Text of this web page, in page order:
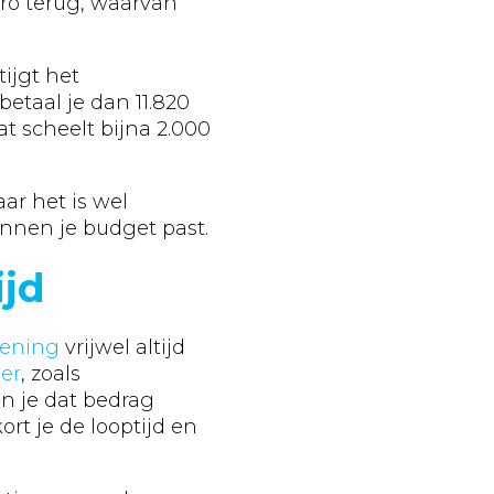
het
je dan 11.820
scheelt bijna 2.000
het is wel
je budget past.
vrijwel altijd
, zoals
je dat bedrag
je de looptijd en